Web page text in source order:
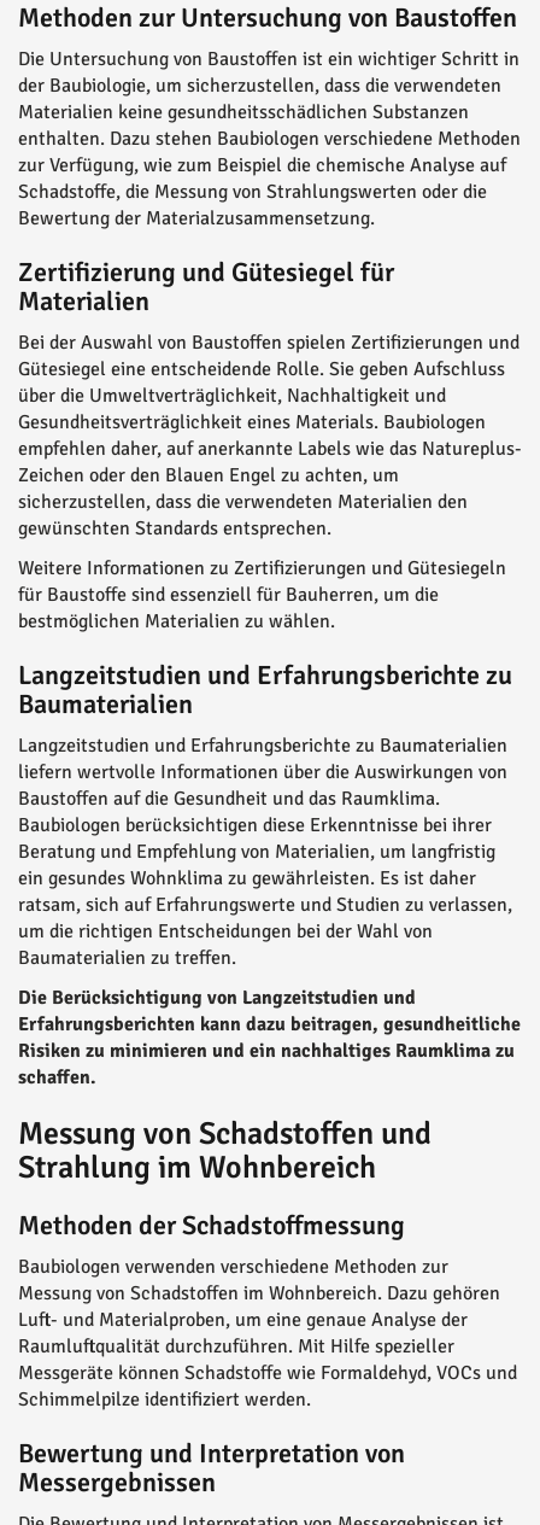
Methoden zur Untersuchung von Baustoffen
Die Untersuchung von Baustoffen ist ein wichtiger Schritt in
der Baubiologie, um sicherzustellen, dass die verwendeten
Materialien keine gesundheitsschädlichen Substanzen
enthalten. Dazu stehen Baubiologen verschiedene Methoden
zur Verfügung, wie zum Beispiel die chemische Analyse auf
Schadstoffe, die Messung von Strahlungswerten oder die
Bewertung der Materialzusammensetzung.
Zertifizierung und Gütesiegel für
Materialien
Bei der Auswahl von Baustoffen spielen Zertifizierungen und
Gütesiegel eine entscheidende Rolle. Sie geben Aufschluss
über die Umweltverträglichkeit, Nachhaltigkeit und
Gesundheitsverträglichkeit eines Materials. Baubiologen
empfehlen daher, auf anerkannte Labels wie das Natureplus-
Zeichen oder den Blauen Engel zu achten, um
sicherzustellen, dass die verwendeten Materialien den
gewünschten Standards entsprechen.
Weitere Informationen zu Zertifizierungen und Gütesiegeln
für Baustoffe sind essenziell für Bauherren, um die
bestmöglichen Materialien zu wählen.
Langzeitstudien und Erfahrungsberichte zu
Baumaterialien
Langzeitstudien und Erfahrungsberichte zu Baumaterialien
liefern wertvolle Informationen über die Auswirkungen von
Baustoffen auf die Gesundheit und das Raumklima.
Baubiologen berücksichtigen diese Erkenntnisse bei ihrer
Beratung und Empfehlung von Materialien, um langfristig
ein gesundes Wohnklima zu gewährleisten. Es ist daher
ratsam, sich auf Erfahrungswerte und Studien zu verlassen,
um die richtigen Entscheidungen bei der Wahl von
Baumaterialien zu treffen.
Die Berücksichtigung von Langzeitstudien und
Erfahrungsberichten kann dazu beitragen, gesundheitliche
Risiken zu minimieren und ein nachhaltiges Raumklima zu
schaffen.
Messung von Schadstoffen und
Strahlung im Wohnbereich
Methoden der Schadstoffmessung
Baubiologen verwenden verschiedene Methoden zur
Messung von Schadstoffen im Wohnbereich. Dazu gehören
Luft- und Materialproben, um eine genaue Analyse der
Raumluftqualität durchzuführen. Mit Hilfe spezieller
Messgeräte können Schadstoffe wie Formaldehyd, VOCs und
Schimmelpilze identifiziert werden.
Bewertung und Interpretation von
Messergebnissen